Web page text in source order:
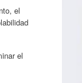
el
el